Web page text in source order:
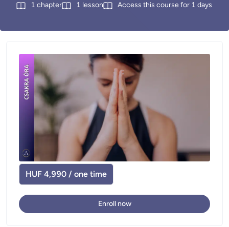
1 chapter 1 lesson Access this course for 1 days
HUF 4,990 / one time
Enroll now